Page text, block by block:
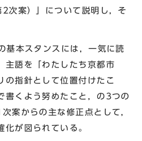
次案）」について説明し，そ
本スタンスには，一気に読
主語を「わたしたち京都市
の指針として位置付けたこ
書くよう努めたこと，の3つの
案からの主な修正点として，
が図られている。